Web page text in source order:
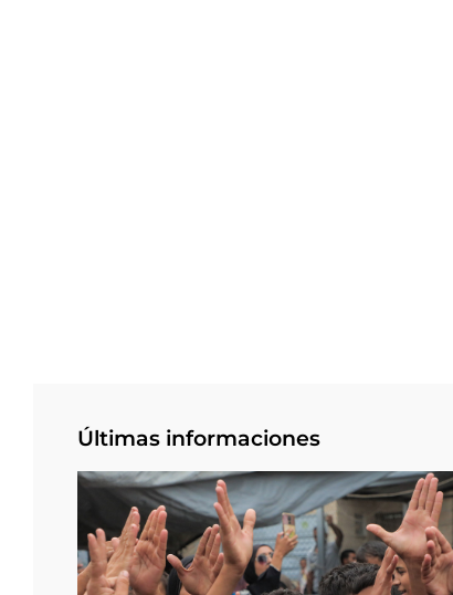
Últimas informaciones